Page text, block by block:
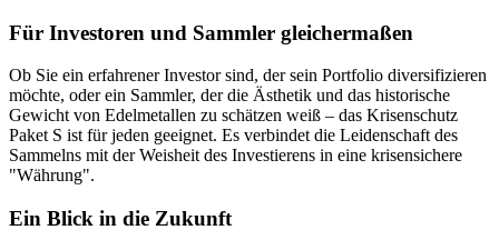
Für Investoren und Sammler gleichermaßen
Ob Sie ein erfahrener Investor sind, der sein Portfolio diversifizieren
möchte, oder ein Sammler, der die Ästhetik und das historische
Gewicht von Edelmetallen zu schätzen weiß – das Krisenschutz
Paket S ist für jeden geeignet. Es verbindet die Leidenschaft des
Sammelns mit der Weisheit des Investierens in eine krisensichere
"Währung".
Ein Blick in die Zukunft